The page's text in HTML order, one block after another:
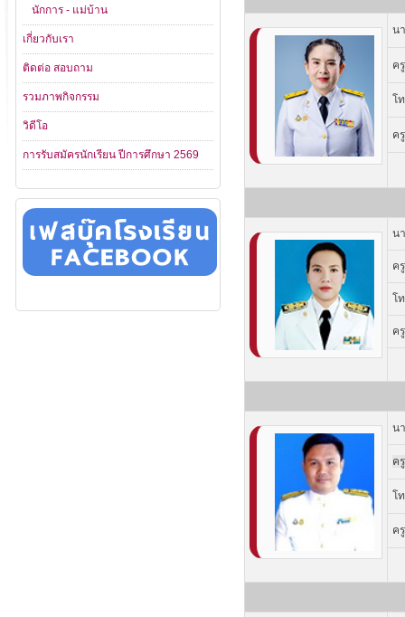
น
ค
โ
ค
น
ค
โ
ค
น
ครู
โ
ค
นักการ - แม่บ้าน
เกี่ยวกับเรา
ติดต่อ สอบถาม
รวมภาพกิจกรรม
วิดีโอ
การรับสมัครนักเรียน ปีการศึกษา 2569